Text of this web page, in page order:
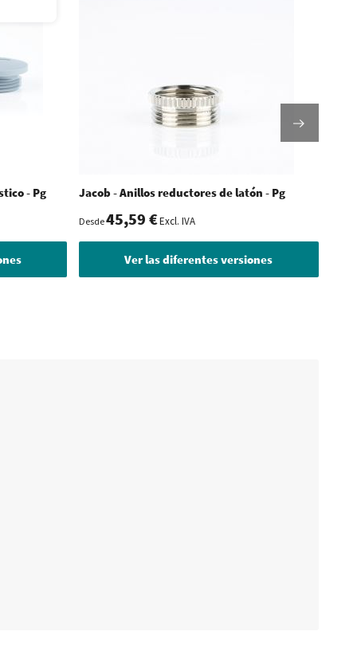
- Pg Jacob - Anillos reductores de latón - Pg
Desde45,59 €Excl. IVA
Ver las diferentes versiones